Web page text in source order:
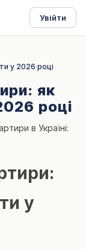
Увійти
у 2026 році
як
році
в Україні:
у